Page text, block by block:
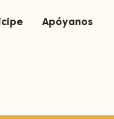
Apóyanos